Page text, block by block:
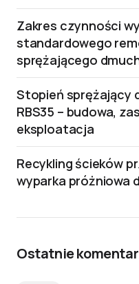
Zakres czynności
standardowego
sprężającego
Stopień sprężający
RBS35 – budowa,
eksploatacja
Recykling ścieków
wyparka próżniowa
Ostatnie